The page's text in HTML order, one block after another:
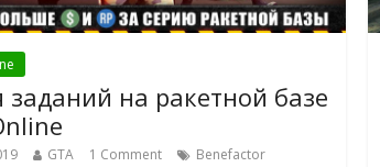
заданий на ракетной базе
GTA 1 Comment
Benefactor